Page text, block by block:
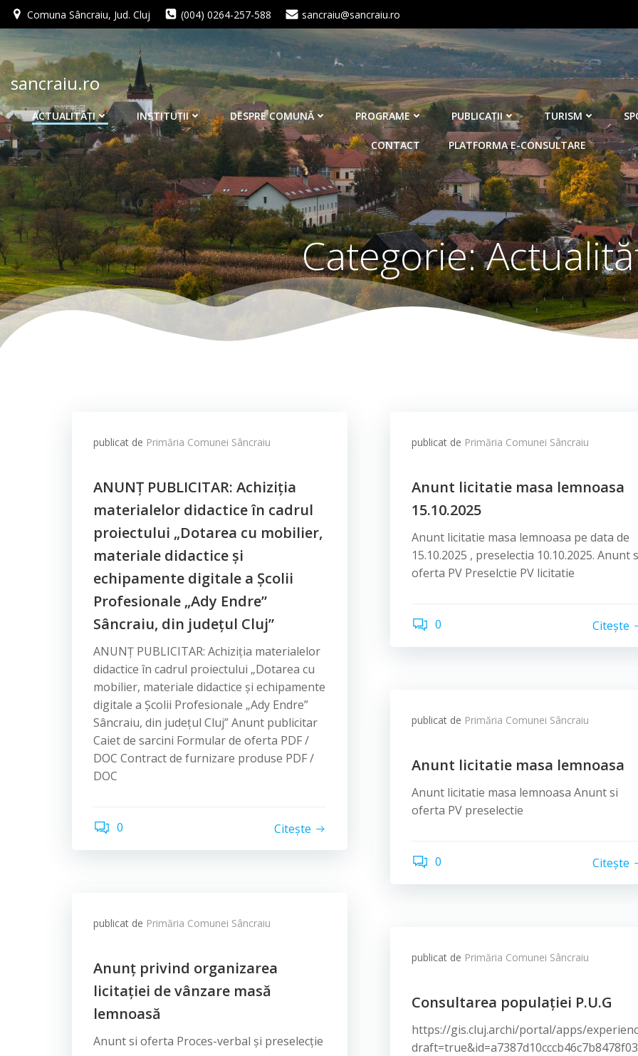
Skip
to
content
Comuna Sâncraiu, Jud. Cluj (004) 0264-257-588 sancraiu@sancraiu.ro
sancraiu.ro
ACTUALITĂŢI INSTITUŢII DESPRE COMUNĂ PROGRAME PUBLICAŢII TURISM
CONTACT PLATFORMA E-CONSULTARE
Categorie:
publicat de Primăria Comunei Sâncraiu
ANUNȚ PUBLICITAR: Achiziția
materialelor didactice în cadrul
proiectului „Dotarea cu mobilier,
materiale didactice și
echipamente digitale a Școlii
Profesionale „Ady Endre”
Sâncraiu, din județul Cluj”
ANUNȚ PUBLICITAR: Achiziția materialelor
didactice în cadrul proiectului „Dotarea cu
mobilier, materiale didactice și echipamente
digitale a Școlii Profesionale „Ady Endre”
Sâncraiu, din județul Cluj” Anunt publicitar
Caiet de sarcini Formular de oferta PDF /
DOC Contract de furnizare produse PDF /
DOC
0 Citește
publicat de Primăria Comunei Sâncraiu
Anunt licitatie masa lemnoasa
15.10.2025
Anunt licitatie masa lemnoasa pe data de
15.10.2025 , preselectia 10.10.2025. Anunt
oferta PV Preselctie PV licitatie
0 Citește
publicat de Primăria Comunei Sâncraiu
Anunt licitatie masa lemnoasa
Anunt licitatie masa lemnoasa Anunt si
oferta PV preselectie
0 Citește
publicat de Primăria Comunei Sâncraiu
Anunț privind organizarea
licitației de vânzare masă
lemnoasă
Anunt si oferta Proces-verbal și preselecție
publicat de Primăria Comunei Sâncraiu
Consultarea populației P.U.G
https://gis.cluj.archi/portal/apps/